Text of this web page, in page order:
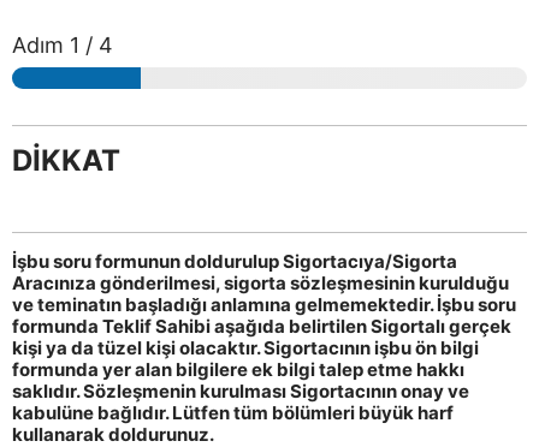
Adım 1 / 4
DİKKAT
İşbu soru formunun doldurulup Sigortacıya/Sigorta
Aracınıza gönderilmesi, sigorta sözleşmesinin kurulduğu
ve teminatın başladığı anlamına gelmemektedir. İşbu soru
formunda Teklif Sahibi aşağıda belirtilen Sigortalı gerçek
kişi ya da tüzel kişi olacaktır. Sigortacının işbu ön bilgi
formunda yer alan bilgilere ek bilgi talep etme hakkı
saklıdır. Sözleşmenin kurulması Sigortacının onay ve
kabulüne bağlıdır. Lütfen tüm bölümleri büyük harf
kullanarak doldurunuz.